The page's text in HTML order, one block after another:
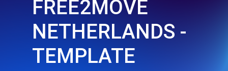
FREE2MOVE
NETHERLANDS -
TEMPLATE